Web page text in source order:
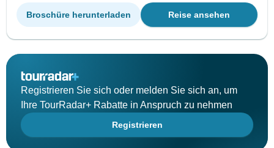
Reise ansehen
Broschüre herunterladen
Registrieren Sie sich oder melden Sie sich an, um
Ihre TourRadar+ Rabatte in Anspruch zu nehmen
Registrieren